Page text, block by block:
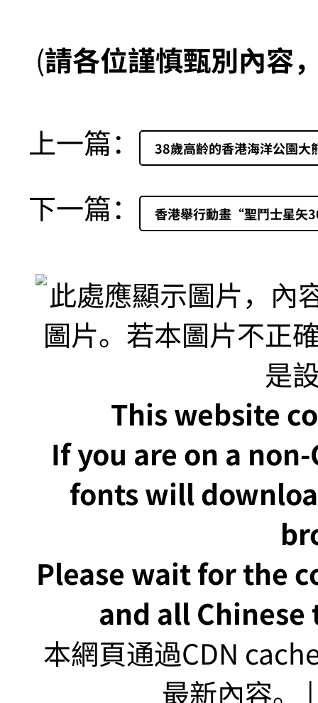
(請各位謹慎甄別內容
上一篇： 38歲高齡的香港海洋公園大
下一篇： 香港舉行動畫“聖鬥士星矢
This website
If you are on a
fonts will
Please wait for the
and all
本網頁通過CDN
最新內容。